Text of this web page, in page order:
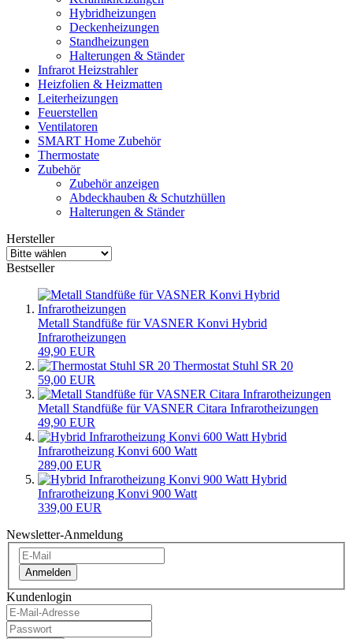
Hybridheizungen
Deckenheizungen
Standheizungen
Halterungen & Ständer
Infrarot Heizstrahler
Heizfolien & Heizmatten
Leiterheizungen
Feuerstellen
Ventilatoren
SMART Home Zubehör
Thermostate
Zubehör
Zubehör anzeigen
Abdeckhauben & Schutzhüllen
Halterungen & Ständer
Hersteller
Bestseller
Metall Standfüße für VASNER Konvi Hybrid
Infrarotheizungen
49,90 EUR
Thermostat Stuhl SR 20
59,00 EUR
Metall Standfüße für VASNER Citara Infrarotheizungen
49,90 EUR
Hybrid
Infrarotheizung Konvi 600 Watt
289,00 EUR
Hybrid
Infrarotheizung Konvi 900 Watt
339,00 EUR
Newsletter-Anmeldung
Anmelden
Kundenlogin